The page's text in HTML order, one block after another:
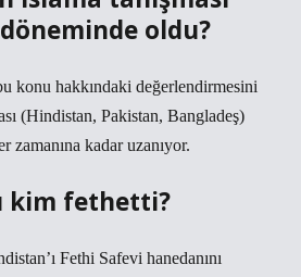
oldu?
konu hakkındaki değerlendirmesini
(Hindistan, Pakistan, Bangladeş)
zamanına kadar uzanıyor.
kim fethetti?
Fethi Safevi hanedanını